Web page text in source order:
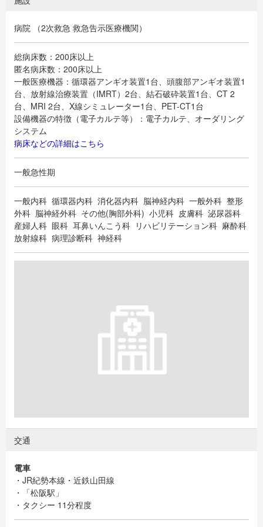
病院 （2次救急 救急告示医療機関）
総病床数：200床以上
匿名病床数：200床以上
一般医療機器：循環器アンギオ装置1台、頭腹部アンギオ装置1
台、放射線治療装置（IMRT）2台、結石破砕装置1台、CT 2
台、MRI 2台、X線シミュレーター1台、PET-CT1台
設備機器の特徴（電子カルテ等）：電子カルテ、オーダリング
システム
病床などの詳細はこちら
一般急性期
一般内科 循環器内科 消化器内科 脳神経内科 一般外科 整形
外科 脳神経外科 その他(胸部外科) 小児科 皮膚科 泌尿器科
産婦人科 眼科 耳鼻いんこう科 リハビリテーション科 麻酔科
放射線科 病理診断科 神経科
交通
電車
・JR紀勢本線・近鉄山田線
・「松阪駅」
・タクシー 11分程度